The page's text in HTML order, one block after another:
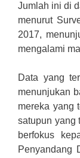
Jumlah ini di
menurut
2017,
mengalami
Data yang
menunjukan
mereka yang
satupun yang
berfokus
Penyandang